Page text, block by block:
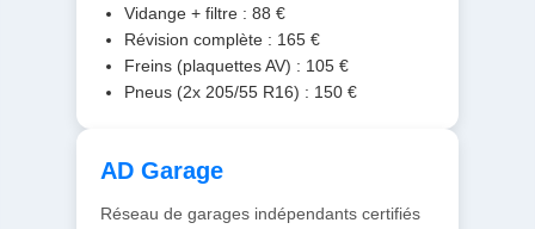
Vidange + filtre : 88 €
Révision complète : 165 €
Freins (plaquettes AV) : 105 €
Pneus (2x 205/55 R16) : 150 €
AD Garage
Réseau de garages indépendants certifiés